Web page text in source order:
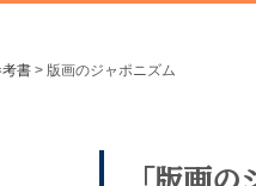
書 > 版画のジャポニズム